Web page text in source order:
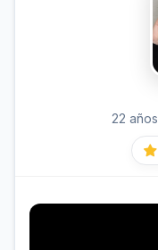
22 años